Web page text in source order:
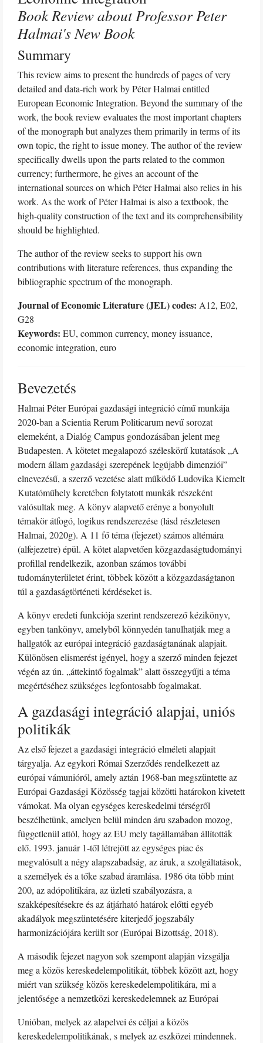
Book Review about Professor Peter
Halmai's New Book
Summary
This review aims to present the hundreds of pages of very
detailed and data-rich work by Péter Halmai entitled
European Economic Integration. Beyond the summary of the
work, the book review evaluates the most important chapters
of the monograph but analyzes them primarily in terms of its
own topic, the right to issue money. The author of the review
specifically dwells upon the parts related to the common
currency; furthermore, he gives an account of the
international sources on which Péter Halmai also relies in his
work. As the work of Péter Halmai is also a textbook, the
high-quality construction of the text and its comprehensibility
should be highlighted.
The author of the review seeks to support his own
contributions with literature references, thus expanding the
bibliographic spectrum of the monograph.
Journal of Economic Literature (JEL) codes: A12, E02,
G28
Keywords: EU, common currency, money issuance,
economic integration, euro
Bevezetés
Halmai Péter Európai gazdasági integráció című munkája
2020-ban a Scientia Rerum Politicarum nevű sorozat
elemeként, a Dialóg Campus gondozásában jelent meg
Budapesten. A kötetet megalapozó széleskörű kutatások „A
modern állam gazdasági szerepének legújabb dimenziói”
elnevezésű, a szerző vezetése alatt működő Ludovika Kiemelt
Kutatóműhely keretében folytatott munkák részeként
valósultak meg. A könyv alapvető erénye a bonyolult
témakör átfogó, logikus rendszerezése (lásd részletesen
Halmai, 2020g). A 11 fő téma (fejezet) számos altémára
(alfejezetre) épül. A kötet alapvetően közgazdaságtudományi
profillal rendelkezik, azonban számos további
tudományterületet érint, többek között a közgazdaságtanon
túl a gazdaságtörténeti kérdéseket is.
A könyv eredeti funkciója szerint rendszerező kézikönyv,
egyben tankönyv, amelyből könnyedén tanulhatják meg a
hallgatók az európai integráció gazdaságtanának alapjait.
Különösen elismerést igényel, hogy a szerző minden fejezet
végén az ún. „áttekintő fogalmak” alatt összegyűjti a téma
megértéséhez szükséges legfontosabb fogalmakat.
A gazdasági integráció alapjai, uniós
politikák
Az első fejezet a gazdasági integráció elméleti alapjait
tárgyalja. Az egykori Római Szerződés rendelkezett az
európai vámunióról, amely aztán 1968-ban megszüntette az
Európai Gazdasági Közösség tagjai közötti határokon kivetett
vámokat. Ma olyan egységes kereskedelmi térségről
beszélhetünk, amelyen belül minden áru szabadon mozog,
függetlenül attól, hogy az EU mely tagállamában állították
elő. 1993. január 1-től létrejött az egységes piac és
megvalósult a négy alapszabadság, az áruk, a szolgáltatások,
a személyek és a tőke szabad áramlása. 1986 óta több mint
200, az adópolitikára, az üzleti szabályozásra, a
szakképesítésekre és az átjárható határok előtti egyéb
akadályok megszüntetésére kiterjedő jogszabály
harmonizációjára került sor (Európai Bizottság, 2018).
A második fejezet nagyon sok szempont alapján vizsgálja
meg a közös kereskedelempolitikát, többek között azt, hogy
miért van szükség közös kereskedelempolitikára, mi a
jelentősége a nemzetközi kereskedelemnek az Európai
Unióban, melyek az alapelvei és céljai a közös
kereskedelempolitikának, s melyek az eszközei mindennek.